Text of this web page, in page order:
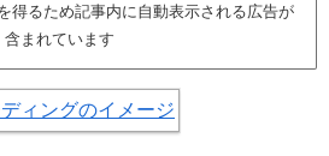
得るため記事内に自動表示される広告が
含まれています